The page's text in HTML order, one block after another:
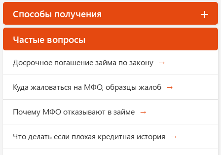
Способы получения
Частые вопросы
Досрочное погашение займа по закону
Куда жаловаться на МФО, образцы жалоб
Почему МФО отказывают в займе
Что делать если плохая кредитная история